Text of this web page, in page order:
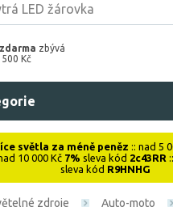
zbývá
Kč
světla za méně peněz :: nad 5
10 000 Kč 7% sleva kód 2c43RR
sleva kód R9HNHG
zdroje Auto-moto